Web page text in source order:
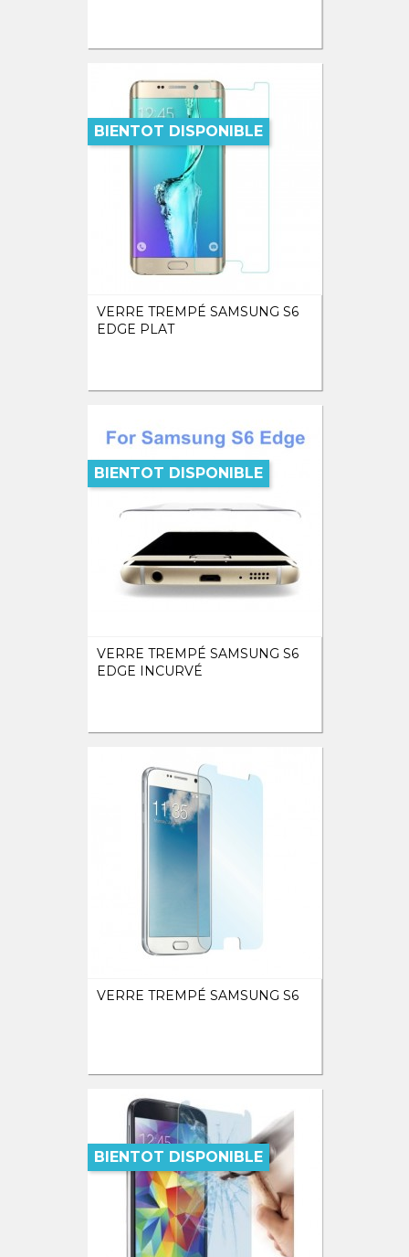
VERRE TREMPÉ SAMSUNG S6
EDGE PLAT
BIENTOT DISPONIBLE
VERRE TREMPÉ SAMSUNG S6
EDGE INCURVÉ
BIENTOT DISPONIBLE
VERRE TREMPÉ SAMSUNG S6
BIENTOT DISPONIBLE